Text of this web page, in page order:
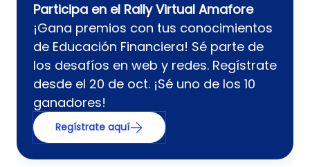
Participa en el Rally Virtual Amafore
¡Gana premios con tus conocimientos
de Educación Financiera! Sé parte de
los desafíos en web y redes. Regístrate
desde el 20 de oct. ¡Sé uno de los 10
ganadores!
Regístrate aquí